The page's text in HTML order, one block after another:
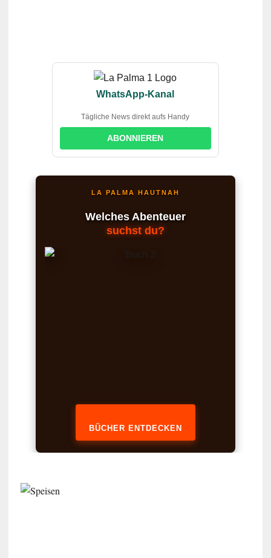
WhatsApp-Kanal
Tägliche News direkt aufs Handy
ABONNIEREN
LA PALMA HAUTNAH
Welches Abenteuer
suchst du?
BÜCHER ENTDECKEN